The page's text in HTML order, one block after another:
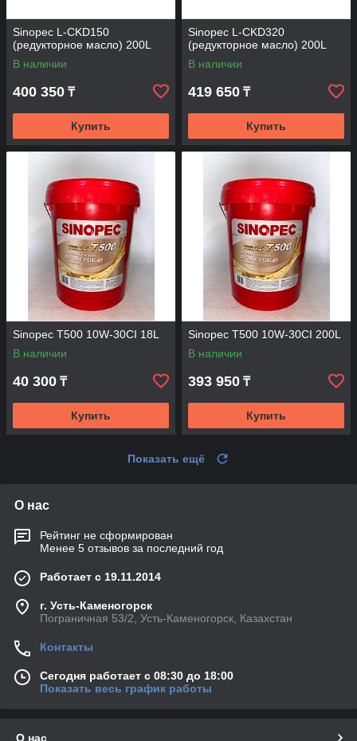
Sinopec L-CKD150
(редукторное масло) 200L
В наличии
400 350 ₸
Купить
Sinopec L-CKD320
(редукторное масло) 200L
В наличии
419 650 ₸
Купить
Sinopec T500 10W-30CI 18L
В наличии
40 300 ₸
Купить
Sinopec T500 10W-30CI 200L
В наличии
393 950 ₸
Купить
Показать ещё
О нас
Рейтинг не сформирован
Менее 5 отзывов за последний год
Работает с 19.11.2014
г. Усть-Каменогорск
Пограничная 53/2, Усть-Каменогорск, Казахстан
Контакты
Сегодня работает с 08:30 до 18:00
Показать весь график работы
О нас